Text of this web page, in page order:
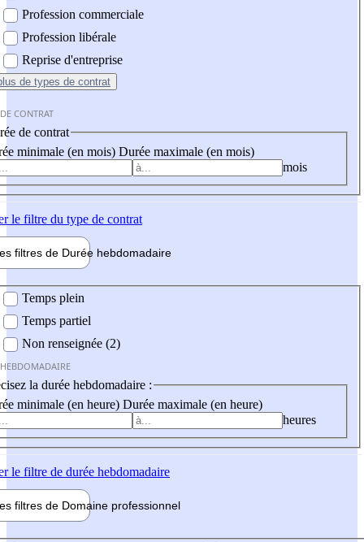
Profession commerciale
Profession libérale
Reprise d'entreprise
de types de contrat
CONTRAT
de contrat
minimale (en mois) Durée maximale (en mois)
mois
le filtre du type de contrat
filtres de Durée hebdomadaire
Temps plein
Temps partiel
Non renseignée (2)
la durée hebdomadaire :
minimale (en heure) Durée maximale (en heure)
heures
le filtre de durée hebdomadaire
filtres de Domaine professionnel